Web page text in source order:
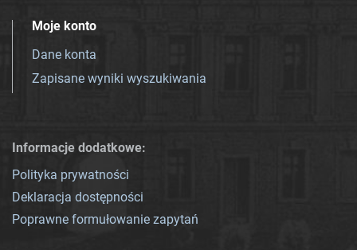
Moje konto
Dane konta
Zapisane wyniki wyszukiwania
Informacje dodatkowe:
Polityka prywatności
Deklaracja dostępności
Poprawne formułowanie zapytań